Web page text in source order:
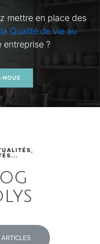
mettre en place des
Qualité de vie au
?
NOUS